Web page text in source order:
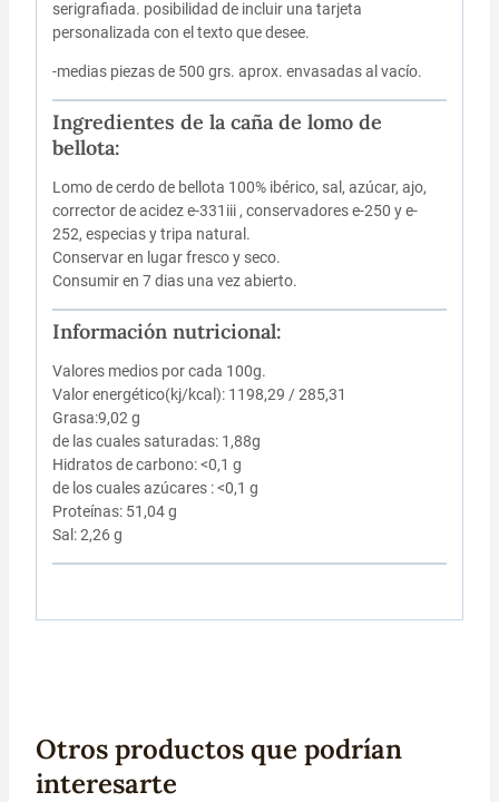
serigrafiada. posibilidad de incluir una tarjeta
personalizada con el texto que desee.
-medias piezas de 500 grs. aprox. envasadas al vacío.
Ingredientes de la caña de lomo de
bellota:
Lomo de cerdo de bellota 100% ibérico, sal, azúcar, ajo,
corrector de acidez e-331iii , conservadores e-250 y e-
252, especias y tripa natural.
Conservar en lugar fresco y seco.
Consumir en 7 dias una vez abierto.
Información nutricional:
Valores medios por cada 100g.
Valor energético(kj/kcal): 1198,29 / 285,31
Grasa:9,02 g
de las cuales saturadas: 1,88g
Hidratos de carbono: <0,1 g
de los cuales azúcares : <0,1 g
Proteínas: 51,04 g
Sal: 2,26 g
Otros productos que podrían
interesarte